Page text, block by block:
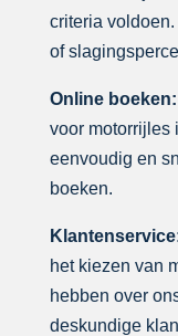
criteria
of
Online boeken:
voor motorrijles
eenvoudig en
boeken.
het kiezen van
hebben over
deskundige